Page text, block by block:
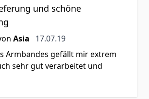
und schöne
Asia 17. Juli 2019
17.07.19
Armbandes gefällt mir extrem
sehr gut verarbeitet und